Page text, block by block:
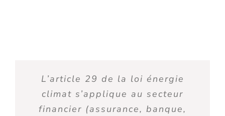
L’article 29 de la loi énergie
climat s’applique au secteur
financier (assurance, banque,